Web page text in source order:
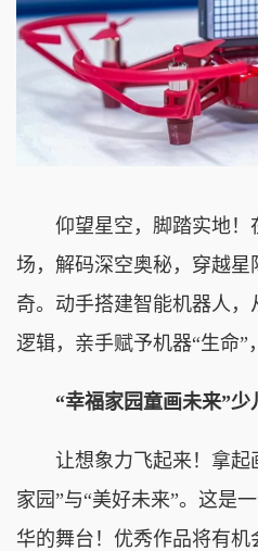
仰望星空，脚踏实地！
场，解码深空奥秘，穿越
奇。动手搭建智能机器人
逻辑，亲手赋予机器“生命”
“幸福家园童画未来”少
让想象力飞起来！拿起
家园”与“美好未来”。这是
华的舞台！优秀作品将有